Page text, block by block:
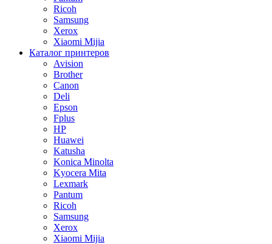
Ricoh
Samsung
Xerox
Xiaomi Mijia
Каталог принтеров
Avision
Brother
Canon
Deli
Epson
Fplus
HP
Huawei
Katusha
Konica Minolta
Kyocera Mita
Lexmark
Pantum
Ricoh
Samsung
Xerox
Xiaomi Mijia